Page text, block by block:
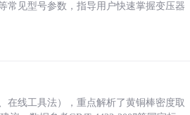
常见型号参数，指导用户快速掌握变压器
在线工具法），重点解析了黄铜棒密度取